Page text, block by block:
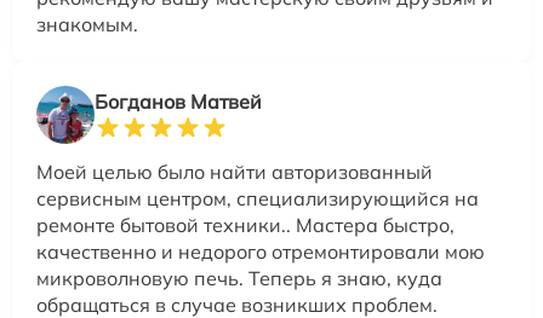
знакомым.
Богданов Матвей
Моей целью было найти авторизованный
сервисным центром, специализирующийся на
ремонте бытовой техники.. Мастера быстро,
качественно и недорого отремонтировали мою
микроволновую печь. Теперь я знаю, куда
обращаться в случае возникших проблем.